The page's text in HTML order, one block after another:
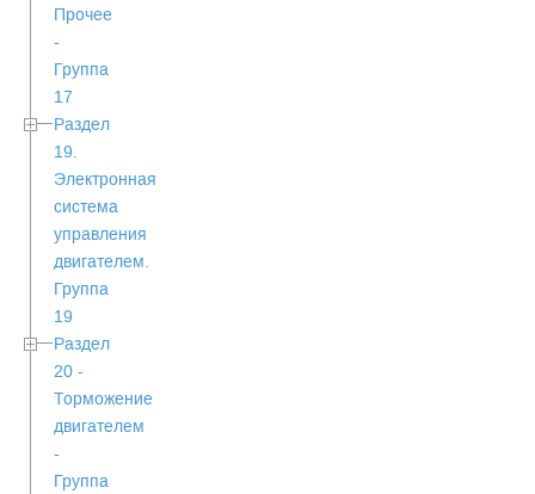
Прочее
-
Группа
17
Раздел
19.
Электронная
система
управления
двигателем.
Группа
19
Раздел
20 -
Торможение
двигателем
-
Группа